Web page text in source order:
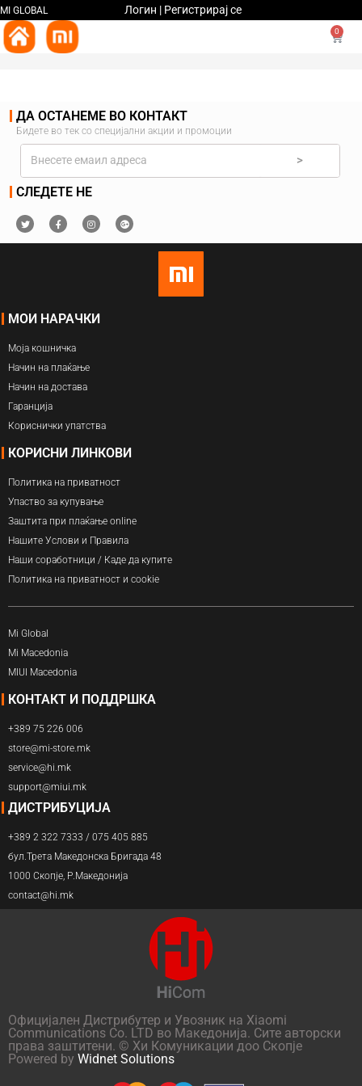
MI GLOBAL Логин | Регистрирај се
0
ДА ОСТАНЕМЕ ВО КОНТАКТ
Бидете во тек со специјални акции и промоции
>
СЛЕДЕТЕ НЕ
МОИ НАРАЧКИ
Моја кошничка
Начин на плаќање
Начин на достава
Гаранција
Кориснички упатства
КОРИСНИ ЛИНКОВИ
Политика на приватност
Упаство за купување
Заштита при плаќање online
Нашите Услови и Правила
Наши соработници / Каде да купите
Политика на приватност и cookie
Mi Global
Mi Macedonia
MIUI Macedonia
КОНТАКТ И ПОДДРШКА
+389 75 226 006
store@mi-store.mk
service@hi.mk
support@miui.mk
ДИСТРИБУЦИЈА
+389 2 322 7333 / 075 405 885
бул.Трета Македонска Бригада 48
1000 Скопје, Р.Македонија
contact@hi.mk
Официјален Дистрибутер и Увозник на Xiaomi
Communications Co. LTD во Македонија. Сите авторски
права заштитени. © Хи Комуникации доо Скопје
Powered by Widnet Solutions